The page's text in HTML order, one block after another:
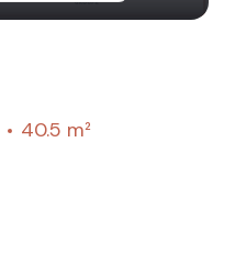
40.5 m²